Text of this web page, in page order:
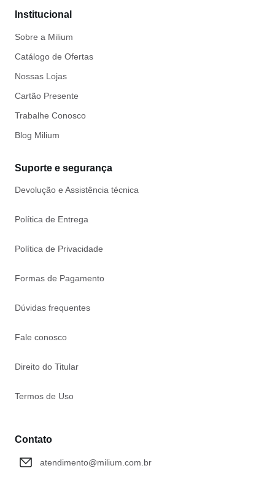
Institucional
Sobre a Milium
Catálogo de Ofertas
Nossas Lojas
Cartão Presente
Trabalhe Conosco
Blog Milium
Suporte e segurança
Devolução e Assistência técnica
Política de Entrega
Política de Privacidade
Formas de Pagamento
Dúvidas frequentes
Fale conosco
Direito do Titular
Termos de Uso
Contato
atendimento@milium.com.br